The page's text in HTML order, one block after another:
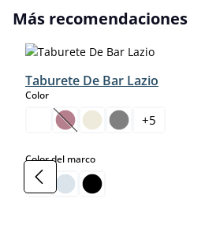
Omitir la galería de productos
Más recomendaciones
Taburete De Bar Lazio
Colorselect
(Esta opción no está
+5
Color del marcoselect